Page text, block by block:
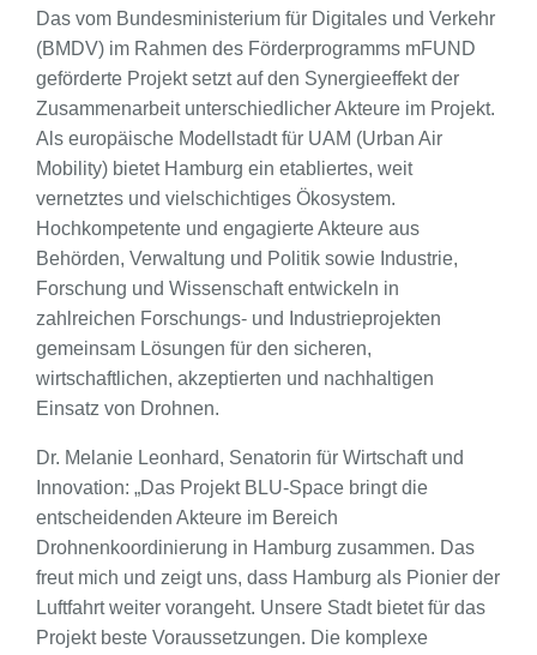
Das vom Bundesministerium für Digitales und Verkehr
(BMDV) im Rahmen des Förderprogramms mFUND
geförderte Projekt setzt auf den Synergieeffekt der
Zusammenarbeit unterschiedlicher Akteure im Projekt.
Als europäische Modellstadt für UAM (Urban Air
Mobility) bietet Hamburg ein etabliertes, weit
vernetztes und vielschichtiges Ökosystem.
Hochkompetente und engagierte Akteure aus
Behörden, Verwaltung und Politik sowie Industrie,
Forschung und Wissenschaft entwickeln in
zahlreichen Forschungs- und Industrieprojekten
gemeinsam Lösungen für den sicheren,
wirtschaftlichen, akzeptierten und nachhaltigen
Einsatz von Drohnen.
Dr. Melanie Leonhard, Senatorin für Wirtschaft und
Innovation: „Das Projekt BLU-Space bringt die
entscheidenden Akteure im Bereich
Drohnenkoordinierung in Hamburg zusammen. Das
freut mich und zeigt uns, dass Hamburg als Pionier der
Luftfahrt weiter vorangeht. Unsere Stadt bietet für das
Projekt beste Voraussetzungen. Die komplexe